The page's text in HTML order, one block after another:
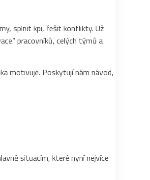
splnit kpi, řešit konflikty. Už
pracovníků, celých týmů a
motivuje. Poskytují nám návod,
situacím, které nyní nejvíce